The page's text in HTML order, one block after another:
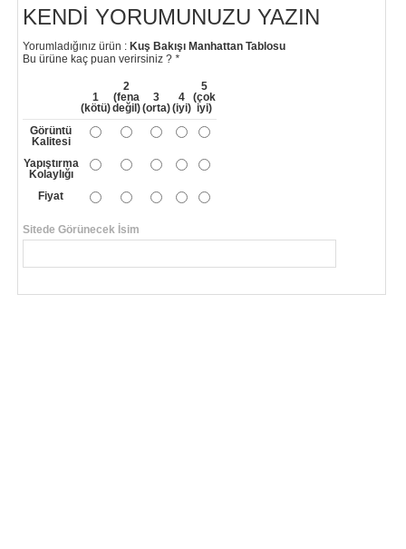
KENDI YORUMUNUZU YAZIN
Yorumladığınız ürün : Kuş Bakışı Manhattan Tablosu
Bu ürüne kaç puan verirsiniz ? *
1
(kötü)
2
(fena
değil)
3
(orta)
4
(iyi)
5
(çok
iyi)
Görüntü
Kalitesi
Yapıştırma
Kolaylığı
Fiyat
Sitede Görünecek İsim